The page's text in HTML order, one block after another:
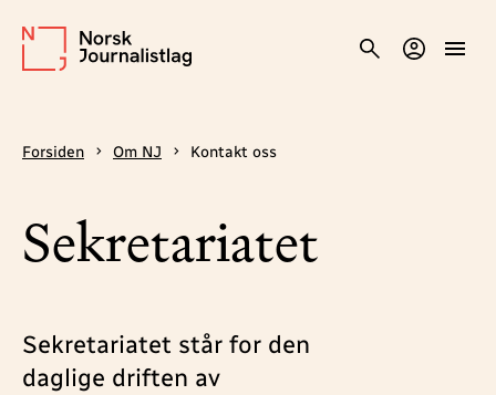
Forsiden Om NJ Kontakt oss
Sekretariatet
Sekretariatet står for den
daglige driften av